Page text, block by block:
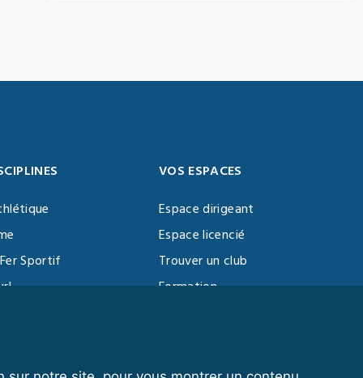
Sportif
VOS ESPACES
Espace dirigeant
Espace licencié
Trouver un club
Formation